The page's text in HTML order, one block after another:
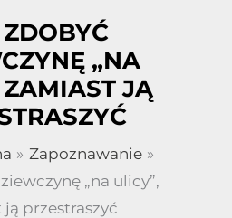
„NA
ZAMIAST JĄ
Zapoznawanie
„na ulicy”,
ją przestraszyć